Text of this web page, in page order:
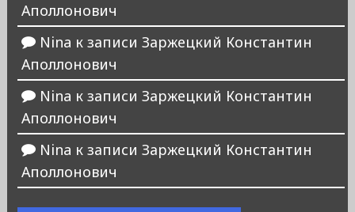
Аполлонович
Nina к записи Заржецкий Константин
Аполлонович
Nina к записи Заржецкий Константин
Аполлонович
Nina к записи Заржецкий Константин
Аполлонович